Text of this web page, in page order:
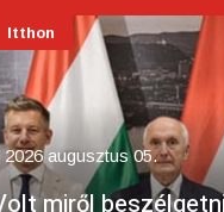
05.
– Baka